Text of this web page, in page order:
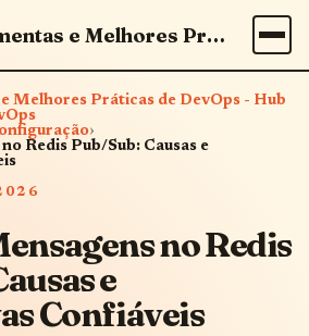
Domine Ferramentas e Melhores Práticas de DevOps - Hub de Conhecimento DevOps
Melhores Práticas de DevOps - Hub
›
Redis Pub/Sub: Causas e
no Redis
e
Confiáveis